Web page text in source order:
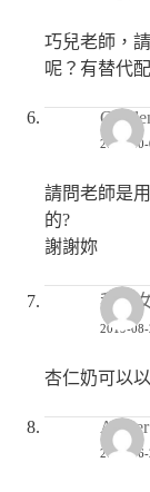
巧兒老師，
呢？有替代
2019-
請問老師是
的?
謝謝妳
我是
2019-
杏仁奶可以
Amber
2019-